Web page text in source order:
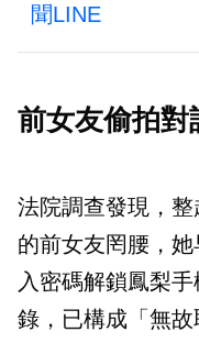
聞LINE
前女友偷拍對
法院調查發現，
的前女友罔腰，
入密碼解鎖鳳梨
錄，已構成「無